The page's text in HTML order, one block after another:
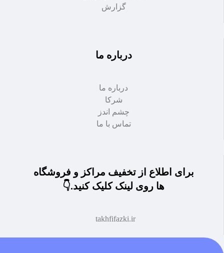
گزارش
درباره ما
درباره ما
شرکا
چشم اندز
تماس با ما
برای اطلاع از تخفیف مراکز و فروشگاه
ها روی لینک کلیک کنید.👇
takhfifazki.ir